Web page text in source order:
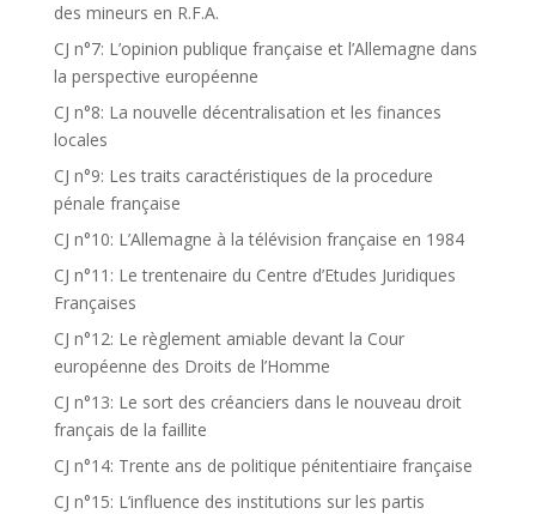
des mineurs en R.F.A.
CJ n°7: L’opinion publique française et l’Allemagne dans
la perspective européenne
CJ n°8: La nouvelle décentralisation et les finances
locales
CJ n°9: Les traits caractéristiques de la procedure
pénale française
CJ n°10: L’Allemagne à la télévision française en 1984
CJ n°11: Le trentenaire du Centre d’Etudes Juridiques
Françaises
CJ n°12: Le règlement amiable devant la Cour
européenne des Droits de l’Homme
CJ n°13: Le sort des créanciers dans le nouveau droit
français de la faillite
CJ n°14: Trente ans de politique pénitentiaire française
CJ n°15: L’influence des institutions sur les partis